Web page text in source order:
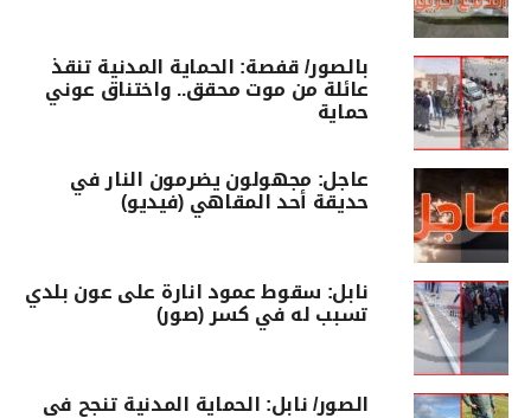
بالصور/ قفصة: الحماية المدنية تنقذ
عائلة من موت محقق.. واختناق عوني
حماية
عاجل: مجهولون يضرمون النار في
حديقة أحد المقاهي (فيديو)
نابل: سقوط عمود انارة على عون بلدي
تسبب له في كسر (صور)
الصور/ نابل: الحماية المدنية تنجح في